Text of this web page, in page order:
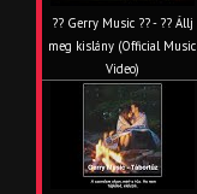
?? Gerry Music ?? - ?? Állj
meg kislány (Official Music
Video)